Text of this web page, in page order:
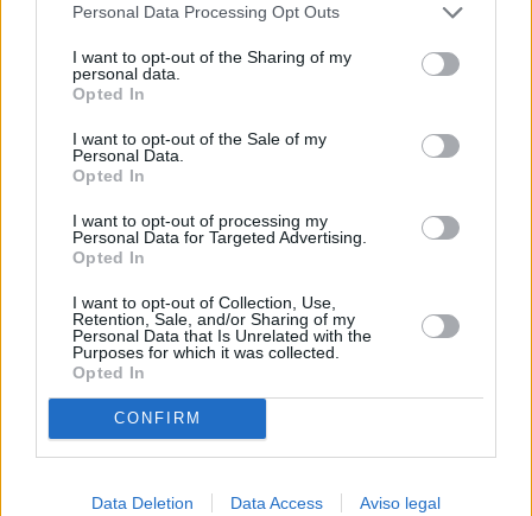
negar su consentimiento. Tenga en cuenta que algún
de su consentimiento, pero usted tiene el derecho de
rechazar tal procesamiento. Sus preferencias se aplicarán
cualquier momento entrando de nuevo en este sitio web o
visitando nuestra política de privacidad.
Personal Data Processing Opt Outs
I want to opt-out of the Sharing of my
personal data.
Opted In
I want to opt-out of the Sale of my
Personal Data.
Opted In
I want to opt-out of processing my
Personal Data for Targeted Advertising.
Opted In
I want to opt-out of Collection, Use,
Retention, Sale, and/or Sharing of my
Personal Data that Is Unrelated with the
Purposes for which it was collected.
Opted In
CONFIRM
Data Deletion Data Access Aviso legal